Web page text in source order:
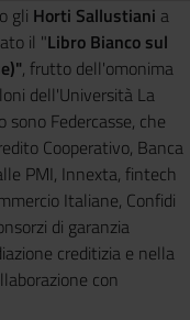
gli Horti Sallustiani a
il "Libro Bianco sul
, frutto dell'omonima
dell'Università La
Federcasse, che
Cooperativo, Banca
PMI, Innexta, fintech
Italiane, Confidi
di garanzia
creditizia e nella
con